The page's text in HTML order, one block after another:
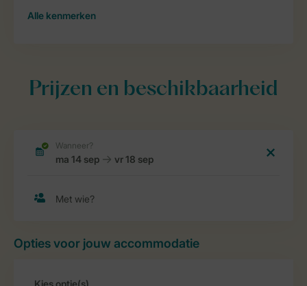
Alle kenmerken
Prijzen en beschikbaarheid
Opties voor jouw accommodatie